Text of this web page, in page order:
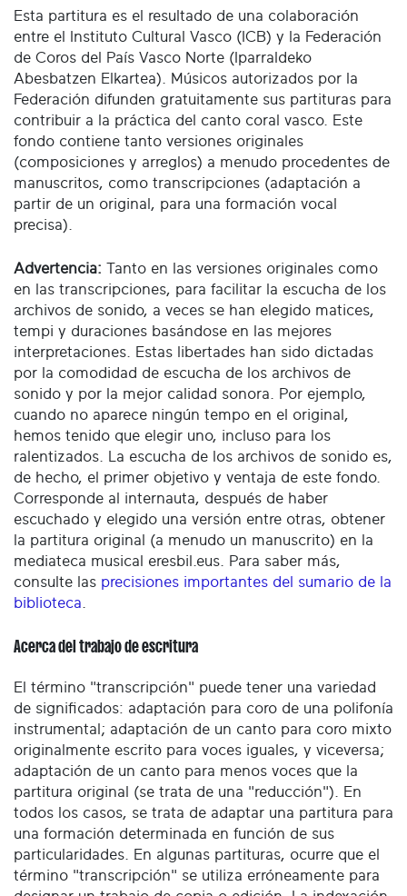
Esta partitura es el resultado de una colaboración
entre el Instituto Cultural Vasco (ICB) y la Federación
de Coros del País Vasco Norte (Iparraldeko
Abesbatzen Elkartea). Músicos autorizados por la
Federación difunden gratuitamente sus partituras para
contribuir a la práctica del canto coral vasco. Este
fondo contiene tanto versiones originales
(composiciones y arreglos) a menudo procedentes de
manuscritos, como transcripciones (adaptación a
partir de un original, para una formación vocal
precisa).
Advertencia: Tanto en las versiones originales como
en las transcripciones, para facilitar la escucha de los
archivos de sonido, a veces se han elegido matices,
tempi y duraciones basándose en las mejores
interpretaciones. Estas libertades han sido dictadas
por la comodidad de escucha de los archivos de
sonido y por la mejor calidad sonora. Por ejemplo,
cuando no aparece ningún tempo en el original,
hemos tenido que elegir uno, incluso para los
ralentizados. La escucha de los archivos de sonido es,
de hecho, el primer objetivo y ventaja de este fondo.
Corresponde al internauta, después de haber
escuchado y elegido una versión entre otras, obtener
la partitura original (a menudo un manuscrito) en la
mediateca musical eresbil.eus. Para saber más,
consulte las precisiones importantes del sumario de la
biblioteca
Acerca del trabajo de escritura
El término "transcripción" puede tener una variedad
de significados: adaptación para coro de una polifonía
instrumental; adaptación de un canto para coro mixto
originalmente escrito para voces iguales, y viceversa;
adaptación de un canto para menos voces que la
partitura original (se trata de una "reducción"). En
todos los casos, se trata de adaptar una partitura para
una formación determinada en función de sus
particularidades. En algunas partituras, ocurre que el
término "transcripción" se utiliza erróneamente para